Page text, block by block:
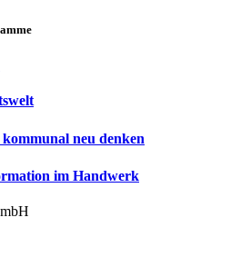
neu denken
im Handwerk